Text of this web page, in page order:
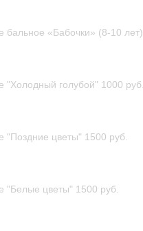
бальное «Бабочки» (8-10 лет)
"Холодный голубой" 1000 руб.
"Поздние цветы" 1500 руб.
"Белые цветы" 1500 руб.